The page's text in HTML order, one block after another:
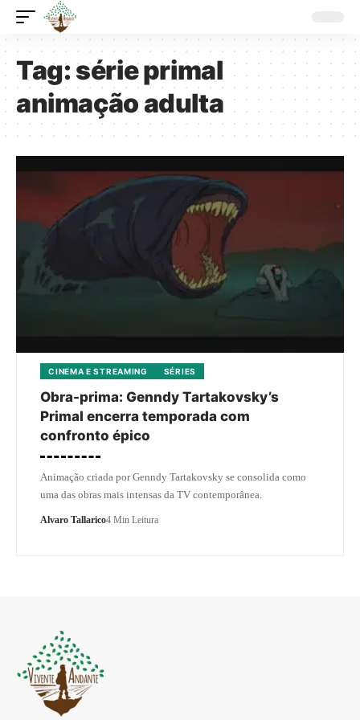
Tag:série primal
animação adulta
CINEMA E STREAMING SÉRIES
Obra-prima: Genndy Tartakovsky’s
Primal encerra temporada com
confronto épico
Animação criada por Genndy Tartakovsky se consolida como
uma das obras mais intensas da TV contemporânea.
Alvaro Tallarico4 Min Leitura